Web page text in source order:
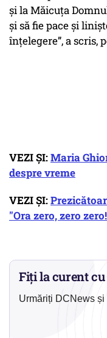
și la Măicuța
și să fie pace și
înțelegere”, a scris,
VEZI ȘI:Maria
despre vreme
VEZI ȘI:
"Ora zero, zero
Fiți la curent
Urmăriți DCNews și